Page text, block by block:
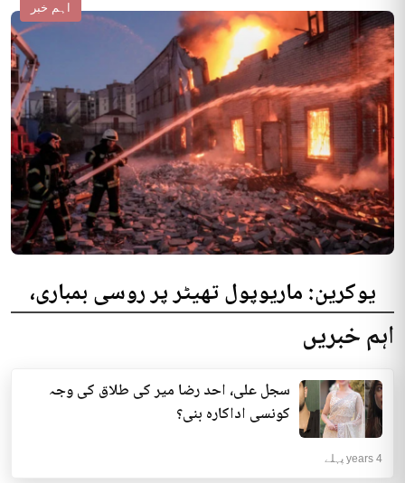
اہم خبر
یوکرین: ماریوپول تھیٹر پر روسی بمباری،
300 افراد کی ہلاکت کا خدشہ
کا خدشہ ظاہر کیا اور کہا کہ کم...
انٹرنیشنل | 4 years پہلے
اہم خبریں
سجل علی، احد رضا میر کی طلاق کی وجہ
کونسی اداکارہ بنی؟
4 years پہلے